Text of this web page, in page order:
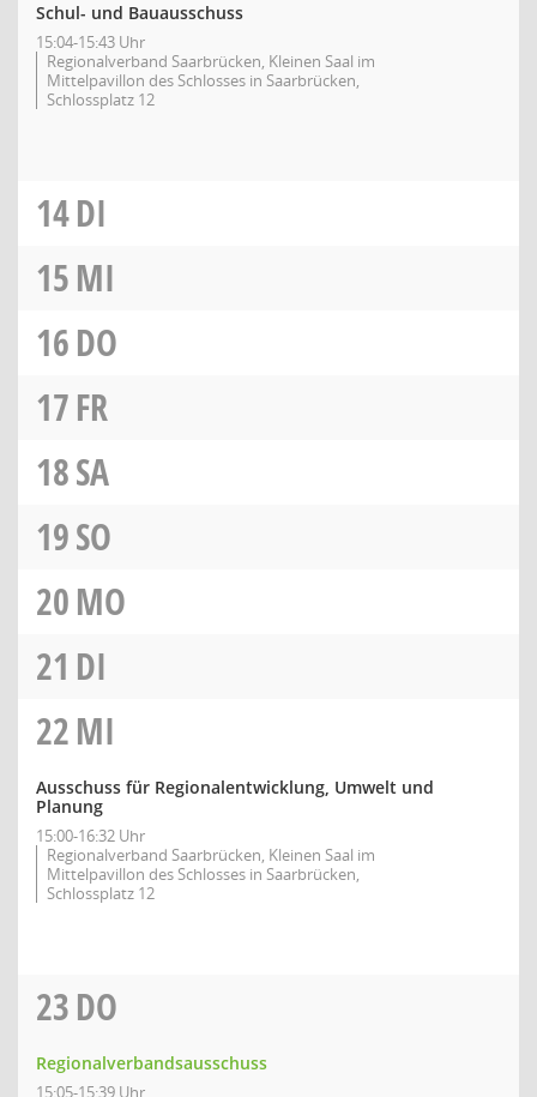
Schul- und Bauausschuss
15:04-15:43 Uhr
Regionalverband Saarbrücken, Kleinen Saal im
Mittelpavillon des Schlosses in Saarbrücken,
Schlossplatz 12
14DI
15MI
16DO
17FR
18SA
19SO
20MO
21 DI
22MI
Ausschuss für Regionalentwicklung, Umwelt und
Planung
15:00-16:32 Uhr
Regionalverband Saarbrücken, Kleinen Saal im
Mittelpavillon des Schlosses in Saarbrücken,
Schlossplatz 12
23DO
Regionalverbandsausschuss
15:05-15:39 Uhr